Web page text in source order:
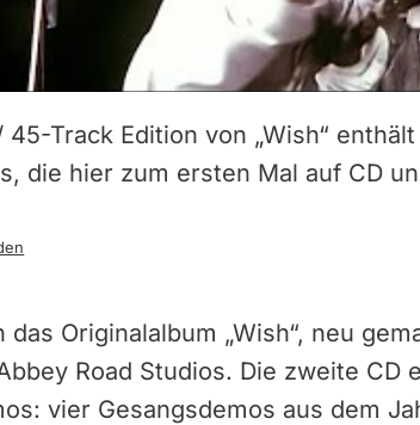
45-Track Edition von „Wish“
die hier zum ersten Mal auf CD
das Originalalbum „Wish“, neu
Road Studios. Die zweite CD
vier Gesangsdemos aus dem